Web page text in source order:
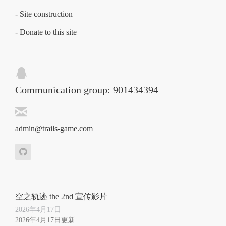
- Site construction
- Donate to this site
Communication group: 901434394
admin@trails-game.com
空之轨迹 the 2nd 宣传影片
2026年4月17日
2026年4月17日更新